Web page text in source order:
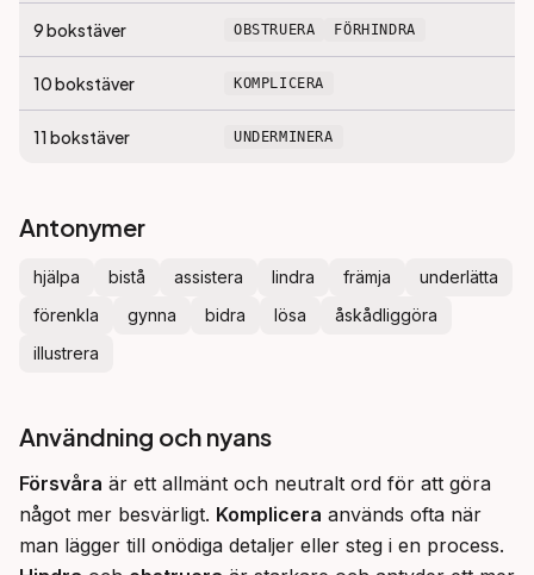
9bokstäver OBSTRUERA FÖRHINDRA
10bokstäver KOMPLICERA
11 bokstäver UNDERMINERA
Antonymer
hjälpa bistå assistera lindra främja
underlätta
förenkla
gynna bidra lösa
åskådliggöra
illustrera
Användning och nyans
Försvåra är ett allmänt och neutralt ord för att göra
något mer besvärligt. Komplicera används ofta när